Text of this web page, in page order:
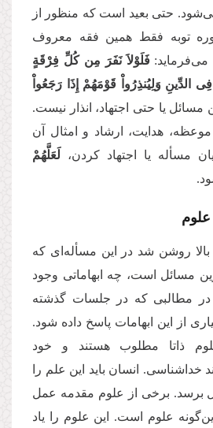
حتی بعید است که منظور از
در آیه 122 سوره توبه فقط همین فقه معروف
می‌فرماید:فَلَوْلاَ نَفَرَ مِن كُلِّ فِرْقَةٍ
الدِّینِ وَلِیُنذِرُواْ قَوْمَهُمْ إِذَا رَجَعُواْ
مسائل یا حتی اجتهاد، انذار نیست.
موعظه، هدایت، ارشاد و امثال آن
مسأله یا اجتهاد کردن، لَعَلَّهُمْ
بالا روشن شد در این مسأله‌ای که
مسائل است، چه ابهاماتی وجود
در مطالبی که در جلسات گذشته
از این ابهامات پاسخ داده شود.
ذاتا مطلوب هستند و خود
خداشناسی. انسان باید این علم را
برسد. برخی از علوم مقدمه عمل
علوم است. این علوم را یاد